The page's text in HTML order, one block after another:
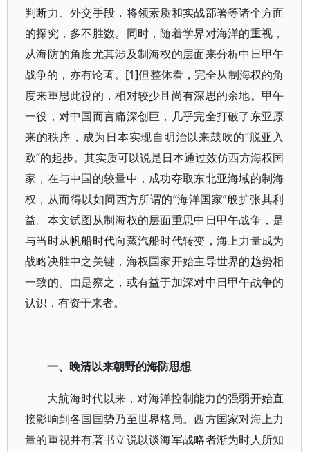
判断力、外交手段，将领素质和实战部署等诸个方面
的探究，多不胜数。同时，随着学界对海洋的重视，
从海防的角度尤其涉及制海权的层面来分析中日甲午
战争的，亦有论著。[1]但整体看，完全从制海权的角
度来重思此役的，相对较少且尚有深思的余地。甲午
一役，对中国而言痛深创巨，几乎完全打破了东亚原
来的秩序，成为日本实现自明治以来鼓吹的“脱亚入
欧”的起步。其实质可以说是日本通过效仿西方海权国
家，在与中国的较量中，成功夺取东北亚海域的制海
权，从而得以如同西方所谓的“海洋国家”般扩张其利
益。本文试图从制海权的层面重思中日甲午战争，是
与当时从帆船时代向蒸汽船时代转变，海上力量成为
战略决胜中之关键，海权国家开始主导世界的趋势相
一致的。由是察之，或有益于加深对中日甲午战争的
认识，有资于来者。
一、晚清以来朝野的海防思想
大航海时代以来，对海洋控制能力的强弱开始直
接影响到各国国势乃至世界格局。西方国家对海上力
量的重视并有著书立说以谈海军战略者渐为时人所知